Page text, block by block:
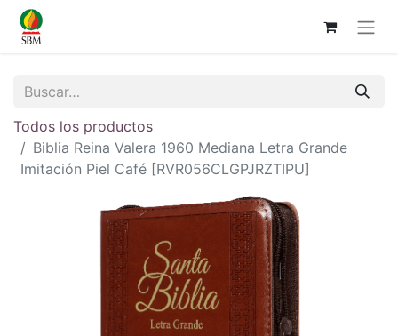
Todos los productos
Biblia Reina Valera 1960 Mediana Letra Grande
Imitación Piel Café [RVR056CLGPJRZTIPU]